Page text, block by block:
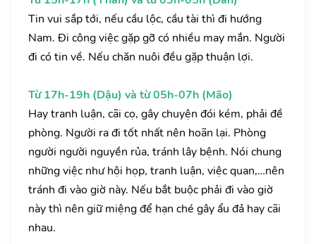
Tin vui sắp tới, nếu cầu lộc, cầu tài thì đi hướng
Nam. Đi công việc gặp gỡ có nhiều may mắn. Người
đi có tin về. Nếu chăn nuôi đều gặp thuận lợi.
Từ 17h-19h (Dậu) và từ 05h-07h (Mão)
Hay tranh luận, cãi cọ, gây chuyện đói kém, phải đề
phòng. Người ra đi tốt nhất nên hoãn lại. Phòng
người người nguyền rủa, tránh lây bệnh. Nói chung
những việc như hội họp, tranh luận, việc quan,…nên
tránh đi vào giờ này. Nếu bắt buộc phải đi vào giờ
này thì nên giữ miệng để hạn ché gây ẩu đả hay cãi
nhau.